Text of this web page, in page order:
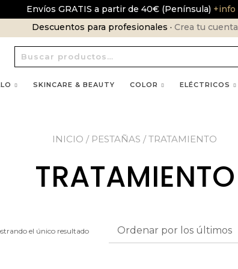
Envíos GRATIS a partir de 40€ (Península) +info
Descuentos para profesionales · Crea tu cuenta
Buscar
por:
SKINCARE & BEAUTY COLOR ELÉCTRICOS
INICIO / PESTAÑAS / TRATAMIENTO
TRATAMIENTO
el único resultado